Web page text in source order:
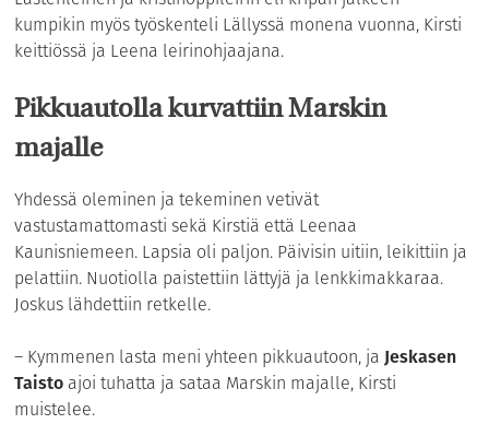
kumpikin myös työskenteli Lällyssä monena vuonna, Kirsti
keittiössä ja Leena leirinohjaajana.
Pikkuautolla kurvattiin Marskin
majalle
Yhdessä oleminen ja tekeminen vetivät
vastustamattomasti sekä Kirstiä että Leenaa
Kaunisniemeen. Lapsia oli paljon. Päivisin uitiin, leikittiin ja
pelattiin. Nuotiolla paistettiin lättyjä ja lenkkimakkaraa.
Joskus lähdettiin retkelle.
– Kymmenen lasta meni yhteen pikkuautoon, jaJeskasen
Taisto ajoi tuhatta ja sataa Marskin majalle, Kirsti
muistelee.